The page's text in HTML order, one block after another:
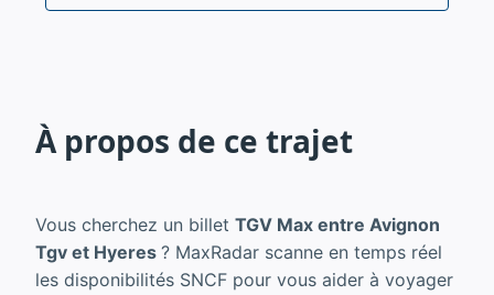
À propos de ce trajet
Vous cherchez un billet TGV Max entre Avignon
Tgv et Hyeres ? MaxRadar scanne en temps réel
les disponibilités SNCF pour vous aider à voyager